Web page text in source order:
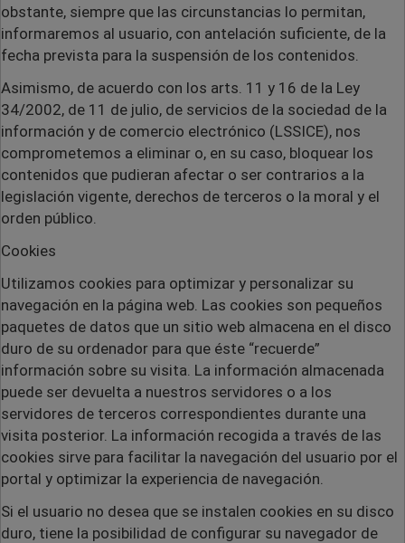
obstante, siempre que las circunstancias lo permitan,
informaremos al usuario, con antelación suficiente, de la
fecha prevista para la suspensión de los contenidos.
Asimismo, de acuerdo con los arts. 11 y 16 de la Ley
34/2002, de 11 de julio, de servicios de la sociedad de la
información y de comercio electrónico (LSSICE), nos
comprometemos a eliminar o, en su caso, bloquear los
contenidos que pudieran afectar o ser contrarios a la
legislación vigente, derechos de terceros o la moral y el
orden público.
Cookies
Utilizamos cookies para optimizar y personalizar su
navegación en la página web. Las cookies son pequeños
paquetes de datos que un sitio web almacena en el disco
duro de su ordenador para que éste “recuerde”
información sobre su visita. La información almacenada
puede ser devuelta a nuestros servidores o a los
servidores de terceros correspondientes durante una
visita posterior. La información recogida a través de las
cookies sirve para facilitar la navegación del usuario por el
portal y optimizar la experiencia de navegación.
Si el usuario no desea que se instalen cookies en su disco
duro, tiene la posibilidad de configurar su navegador de